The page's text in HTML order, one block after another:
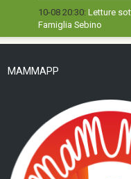
10-08 20:30: Letture
Famiglia Sebino
MAMMAPP